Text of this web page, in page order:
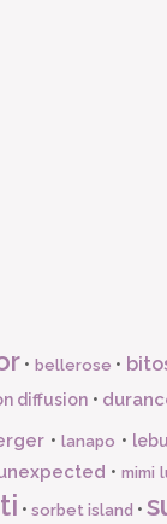
• bellerose •
diffusion •
•lanapo •
• mimi
• sorbet island •